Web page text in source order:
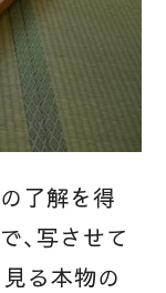
了解を得
、写させて
る本物の